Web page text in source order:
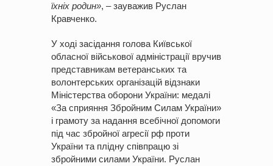
їхніх родин», – зауважив Руслан
Кравченко.
У ході засідання голова Київської
обласної військової адміністрації вручив
представникам ветеранських та
волонтерських організацій відзнаки
Міністерства оборони України: медалі
«За сприяння Збройним Силам України»
і грамоту за надання всебічної допомоги
під час збройної агресії рф проти
України та плідну співпрацю зі
збройними силами України. Руслан